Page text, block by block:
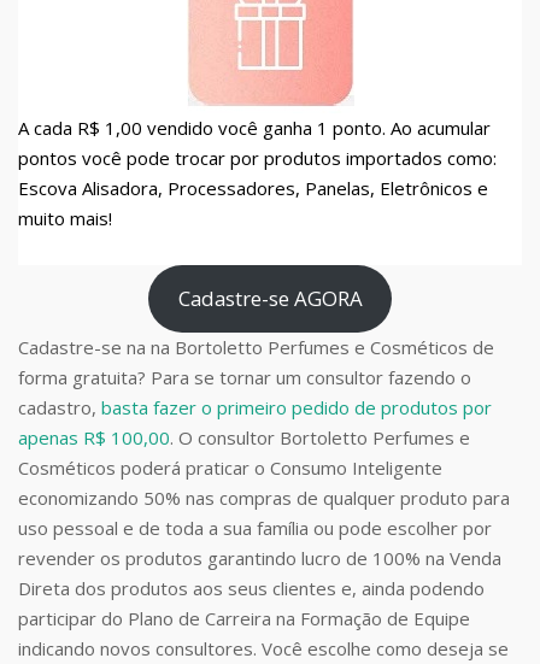
A cada R$ 1,00 vendido você ganha 1 ponto. Ao acumular
pontos você pode trocar por produtos importados como:
Escova Alisadora, Processadores, Panelas, Eletrônicos e
muito mais!
Cadastre-se AGORA
Cadastre-se na na Bortoletto Perfumes e Cosméticos de
forma gratuita? Para se tornar um consultor fazendo o
cadastro, basta fazer o primeiro pedido de produtos por
apenas R$ 100,00. O consultor Bortoletto Perfumes e
Cosméticos poderá praticar o Consumo Inteligente
economizando 50% nas compras de qualquer produto para
uso pessoal e de toda a sua família ou pode escolher por
revender os produtos garantindo lucro de 100% na Venda
Direta dos produtos aos seus clientes e, ainda podendo
participar do Plano de Carreira na Formação de Equipe
indicando novos consultores. Você escolhe como deseja se